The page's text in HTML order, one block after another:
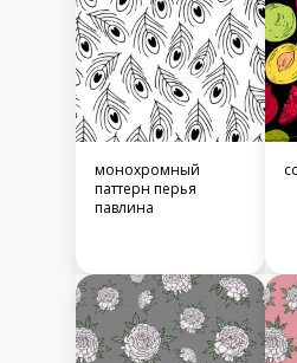
монохромный
паттерн перья
павлина